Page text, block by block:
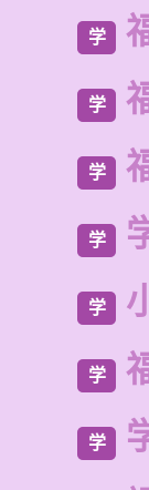
学
学
学
学
学
学
学